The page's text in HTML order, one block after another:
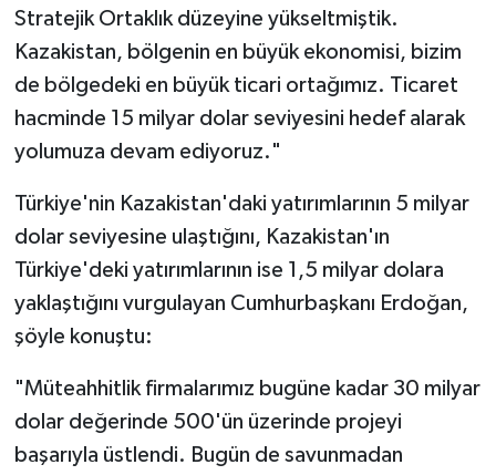
Stratejik Ortaklık düzeyine yükseltmiştik.
Kazakistan, bölgenin en büyük ekonomisi, bizim
de bölgedeki en büyük ticari ortağımız. Ticaret
hacminde 15 milyar dolar seviyesini hedef alarak
yolumuza devam ediyoruz."
Türkiye'nin Kazakistan'daki yatırımlarının 5 milyar
dolar seviyesine ulaştığını, Kazakistan'ın
Türkiye'deki yatırımlarının ise 1,5 milyar dolara
yaklaştığını vurgulayan Cumhurbaşkanı Erdoğan,
şöyle konuştu:
"Müteahhitlik firmalarımız bugüne kadar 30 milyar
dolar değerinde 500'ün üzerinde projeyi
başarıyla üstlendi. Bugün de savunmadan